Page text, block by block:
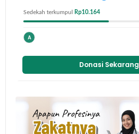
Sedekah terkumpul Rp10.164
A
Donasi Sekarang